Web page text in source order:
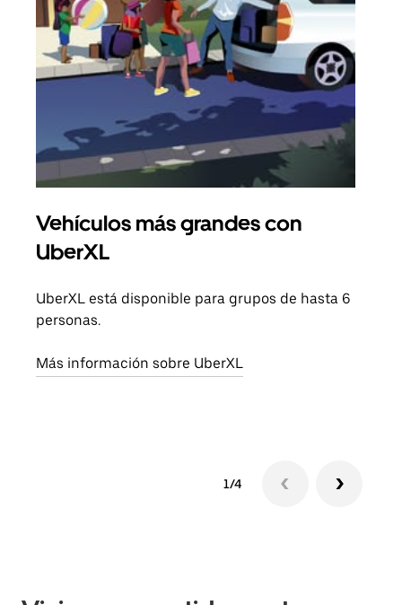
Vehículos más grandes con
UberXL
UberXL está disponible para grupos de hasta 6
personas.
Más información sobre UberXL
1/4